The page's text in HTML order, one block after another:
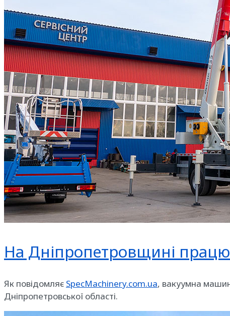
На Дніпропетровщині
Як повідомляє SpecMachinery.com.ua, вакуумна
Дніпропетровської області.